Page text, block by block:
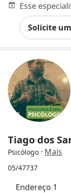
Solicite
Tiago dos
Psicólogo · Mais
05/47737
Endereço 1